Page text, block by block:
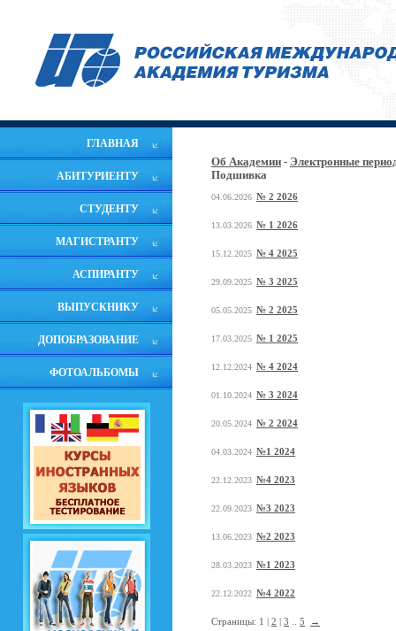
ГЛАВНАЯ
АБИТУРИЕНТУ
СТУДЕНТУ
МАГИСТРАНТУ
АСПИРАНТУ
ВЫПУСКНИКУ
ДОПОБРАЗОВАНИЕ
ФОТОАЛЬБОМЫ
Об Академии - Электронные
Подшивка
04.06.2026 № 2 2026
13.03.2026 № 1 2026
15.12.2025 № 4 2025
29.09.2025 № 3 2025
05.05.2025 № 2 2025
17.03.2025 № 1 2025
12.12.2024 № 4 2024
01.10.2024 № 3 2024
20.05.2024 № 2 2024
04.03.2024 №1 2024
22.12.2023 №4 2023
22.09.2023 №3 2023
13.06.2023 №2 2023
28.03.2023 №1 2023
22.12.2022 №4 2022
Страницы: 1 | 2 | 3 5 →